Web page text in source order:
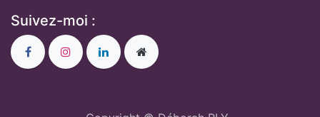
Suivez-moi :